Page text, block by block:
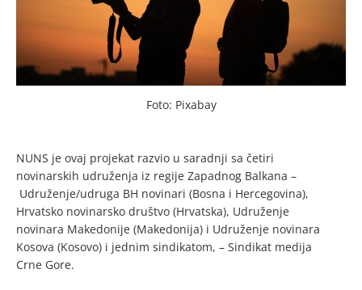
Foto: Pixabay
NUNS je ovaj projekat razvio u saradnji sa četiri
novinarskih udruženja iz regije Zapadnog Balkana –
Udruženje/udruga BH novinari (Bosna i Hercegovina),
Hrvatsko novinarsko društvo (Hrvatska), Udruženje
novinara Makedonije (Makedonija) i Udruženje novinara
Kosova (Kosovo) i jednim sindikatom, – Sindikat medija
Crne Gore.